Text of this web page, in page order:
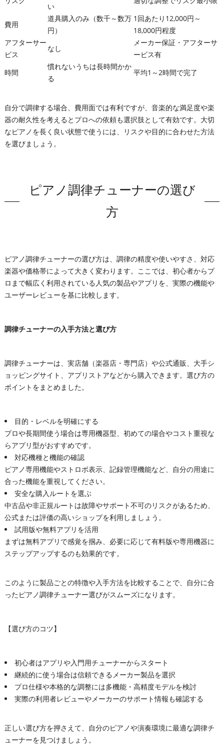
い
費用
道具購入のみ（数千～数万
円）
1回あたり12,000円～
18,000円程度
アフターサー
ビス
なし
メーカー保証・アフターサ
ービス有
時間
慣れないうちは長時間かか
る
平均1～2時間で完了
自分で調律する場合、費用面では有利ですが、音楽的な満足度や楽
器の耐久性を考えるとプロへの依頼も選択肢として有効です。大切
なピアノを長く良い状態で使うには、リスクや目的に合わせた方法
を選びましょう。
ピアノ調律チューナーの選び
方
ピアノ調律チューナーの選び方は、調律の精度や使いやすさ、対応
楽器や価格帯によって大きく変わります。ここでは、初心者からプ
ロまで幅広く利用されている人気の製品やアプリを、実際の機能や
ユーザーレビューを基に比較します。
調律チューナーの入手方法と選び方
調律チューナーは、実店舗（楽器店・専門店）や公式通販、大手シ
ョッピングサイト、アプリストアなどから購入できます。選び方の
ポイントをまとめました。
目的・レベルを明確にする
プロや長期間使う場合は専用機器型、初めての場合やコスト重視な
らアプリ型がおすすめです。
対応機種と機能の確認
ピアノ専用機能やストロボ表示、記録管理機能など、自分の用途に
合った機能を重視してください。
安全な購入ルートを選ぶ
中古品や非正規ルートは故障やサポート不可のリスクがあるため、
公式または評価の高いショップを利用しましょう。
試用版や無料アプリを活用
まずは無料アプリで感覚を掴み、必要に応じて有料版や専用機器に
ステップアップするのも効果的です。
このように製品ごとの特徴や入手方法を比較することで、自分に合
ったピアノ調律チューナー選びがスムーズになります。
【選び方のコツ】
初心者はアプリや入門用チューナーからスタート
継続的に使う場合は信頼できるメーカー製品を選択
プロ仕様や本格的な調整には多機能・高精度モデルを検討
実際の利用者レビューやメーカーのサポート情報も確認する
正しい選び方を押さえて、自分のピアノや演奏環境に最適な調律チ
ューナーを見つけましょう。